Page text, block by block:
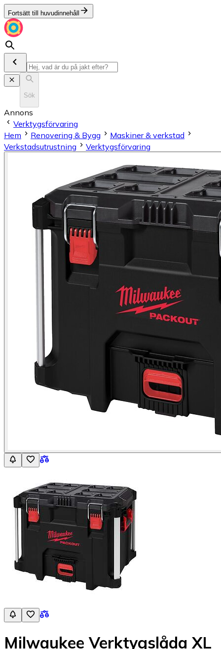
Fortsätt till huvudinnehåll
Sök
Annons
Verktygsförvaring
Hem
Renovering & Bygg
Maskiner & verkstad
Verkstadsutrustning
Verktygsförvaring
Milwaukee Verktygslåda XL